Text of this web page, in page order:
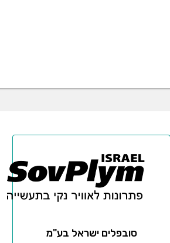
סובפלים ישראל בע"מ